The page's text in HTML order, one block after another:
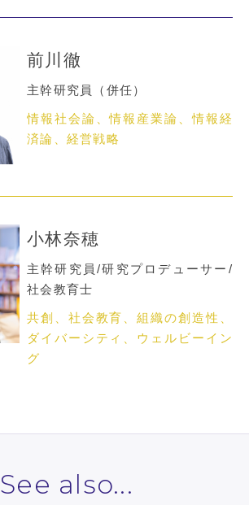
前川徹
主幹研究員（併任）
情報社会論、情報産業論、情報経
済論、経営戦略
小林奈穂
主幹研究員/研究プロデューサー/
社会教育士
共創、社会教育、組織の創造性、
ダイバーシティ、ウェルビーイン
グ
See also...